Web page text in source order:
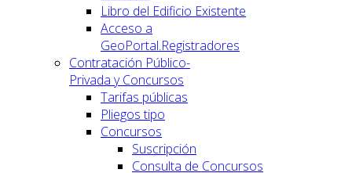
Libro del Edificio Existente
Acceso a
GeoPortal.Registradores
Contratación Público-
Privada y Concursos
Tarifas públicas
Pliegos tipo
Concursos
Suscripción
Consulta de Concursos